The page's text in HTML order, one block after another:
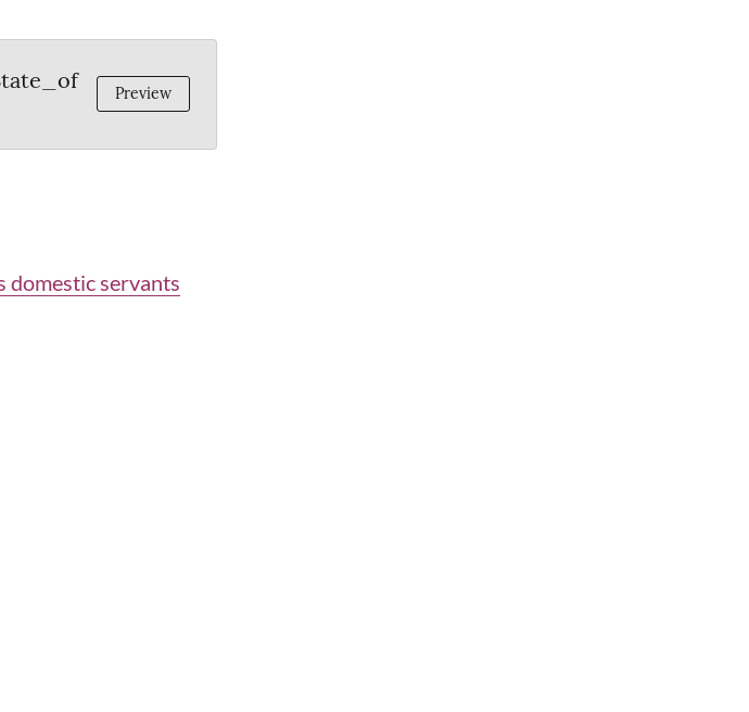
Preview
domestic servants